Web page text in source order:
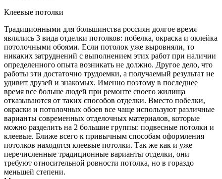
Клеевые потолки
Традиционными для большинства россиян долгое время
являлись 3 вида отделки потолков: побелка, окраска и оклейка
потолочными обоями. Если потолок уже выровняли, то
никаких затруднений с выполнением этих работ при наличии
определенного опыта возникать не должно. Другое дело, что
работы эти достаточно трудоемки, а получаемый результат не
удивит друзей и знакомых. Именно поэтому в последнее
время все больше людей при ремонте своего жилища
отказываются от таких способов отделки. Вместо побелки,
окраски и потолочных обоев все чаще используют различные
варианты современных отделочных материалов, которые
можно разделить на 2 большие группы: подвесные потолки и
клеевые. Ближе всего к привычным способам оформления
потолков находятся клеевые потолки. Так же как и уже
перечисленные традиционные варианты отделки, они
требуют относительной ровности потолка, но в гораздо
меньшей степени.